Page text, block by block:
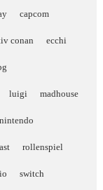
capcom
conan ecchi
luigi madhouse
nintendo
rollenspiel
switch